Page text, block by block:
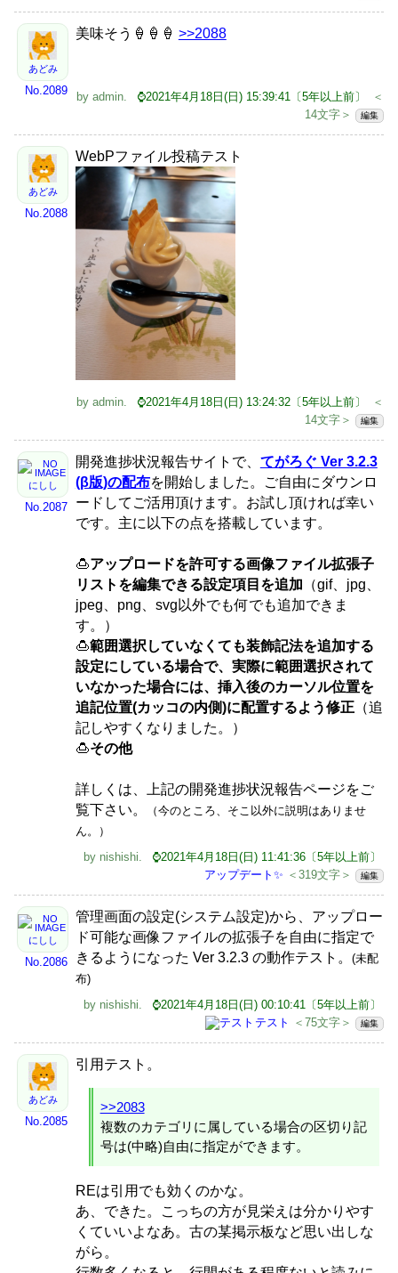
あどみ
No.2089
美味そう🍦🍦🍦 >>2088
by admin. ⌚2021年4月18日(日) 15:39:41〔5年以上前〕
＜
14文字＞
編集
あどみ
No.2088
WebPファイル投稿テスト
by admin. ⌚2021年4月18日(日) 13:24:32〔5年以上前〕
＜
14文字＞
編集
にしし
No.2087
開発進捗状況報告サイトで、 てがろぐ Ver 3.2.3
(β版)の配布を開始しました。ご自由にダウンロ
ードしてご活用頂けます。お試し頂ければ幸い
です。主に以下の点を搭載しています。
🍮アップロードを許可する画像ファイル拡張子
リストを編集できる設定項目を追加 （gif、jpg、
jpeg、png、svg以外でも何でも追加できま
す。）
🍮範囲選択していなくても装飾記法を追加する
設定にしている場合で、実際に範囲選択されて
いなかった場合には、挿入後のカーソル位置を
追記位置(カッコの内側)に配置するよう修正（追
記しやすくなりました。）
🍮その他
詳しくは、上記の開発進捗状況報告ページをご
覧下さい。
（今のところ、そこ以外に説明はありませ
ん。）
by nishishi.
⌚2021年4月18日(日) 11:41:36〔5年以上前〕
アップデート✨ ＜319文字＞ 編集
にしし
No.2086
管理画面の設定(システム設定)から、アップロー
ド可能な画像ファイルの拡張子を自由に指定で
きるようになった Ver 3.2.3 の動作テスト。 (未配
布)
by nishishi.
⌚2021年4月18日(日) 00:10:41〔5年以上前〕
テスト
＜75文字＞ 編集
あどみ
No.2085
引用テスト。
>>2083
複数のカテゴリに属している場合の区切り記
号は(中略)自由に指定ができます。
REは引用でも効くのかな。
あ、できた。こっちの方が見栄えは分かりやす
くていいよなあ。古の某掲示板など思い出しな
がら。